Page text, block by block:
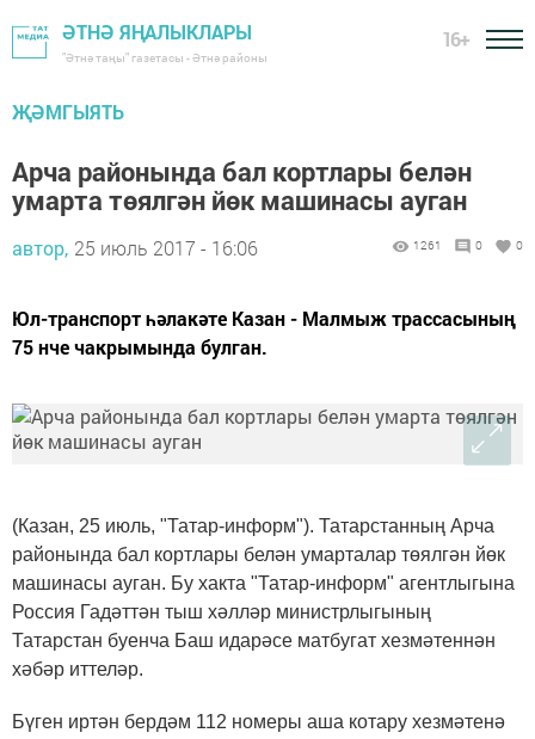
ӘТНӘ ЯҢАЛЫКЛАРЫ
"Әтнә таңы" газетасы - Әтнә районы
16+
ҖӘМГЫЯТЬ
Арча районында бал кортлары белән
умарта төялгән йөк машинасы ауган
автор, 25 июль 2017 - 16:06 1261 0 0
Юл-транспорт һәлакәте Казан - Малмыж трассасының
75 нче чакрымында булган.
(Казан, 25 июль, "Татар-информ"). Татарстанның Арча
районында бал кортлары белән умарталар төялгән йөк
машинасы ауган. Бу хакта "Татар-информ" агентлыгына
Россия Гадәттән тыш хәлләр министрлыгының
Татарстан буенча Баш идарәсе матбугат хезмәтеннән
хәбәр иттеләр.
Бүген иртән бердәм 112 номеры аша котару хезмәтенә